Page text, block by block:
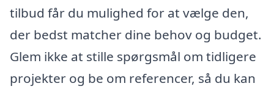
tilbud får du mulighed for at vælge den,
der bedst matcher dine behov og budget.
Glem ikke at stille spørgsmål om tidligere
projekter og be om referencer, så du kan